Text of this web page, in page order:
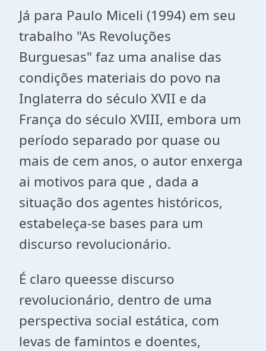
Já para Paulo Miceli (1994) em seu
trabalho "As Revoluções
Burguesas" faz uma analise das
condições materiais do povo na
Inglaterra do século XVII e da
França do século XVIII, embora um
período separado por quase ou
mais de cem anos, o autor enxerga
ai motivos para que , dada a
situação dos agentes históricos,
estabeleça-se bases para um
discurso revolucionário.
É claro queesse discurso
revolucionário, dentro de uma
perspectiva social estática, com
levas de famintos e doentes,